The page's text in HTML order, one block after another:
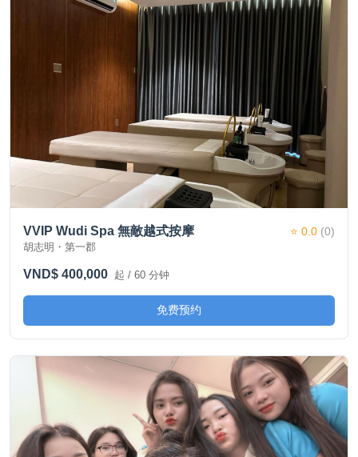
VVIP Wudi Spa 無敵越式按摩
胡志明・第一郡
⭐ 0.0 (0)
VND$ 400,000 起 / 60 分钟
免费预约